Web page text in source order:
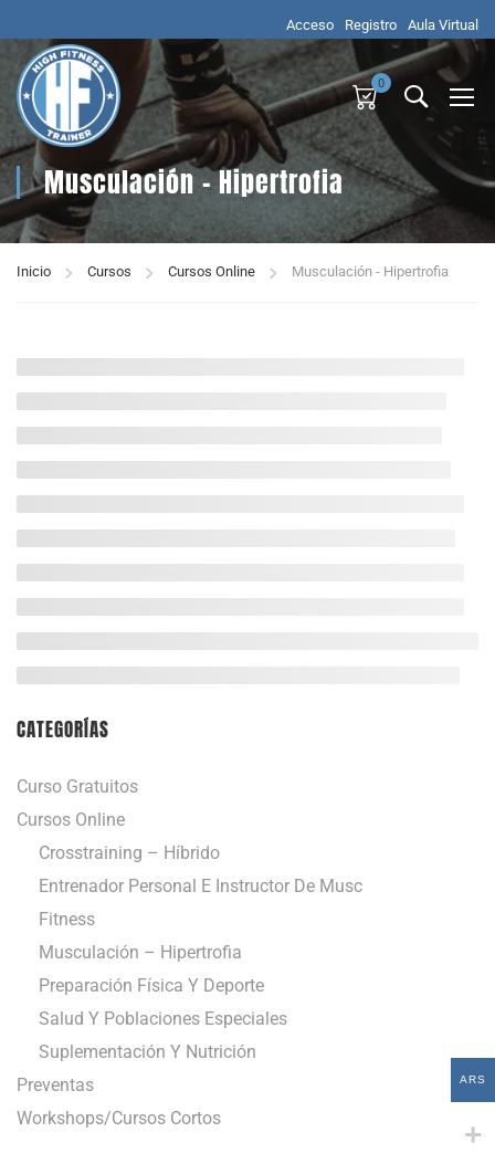
Acceso Registro Aula Virtual
0
Musculación - Hipertrofia
Inicio Cursos Cursos Online Musculación - Hipertrofia
CATEGORÍAS
Curso Gratuitos
Cursos Online
Crosstraining – Híbrido
Entrenador Personal E Instructor De Musc
Fitness
Musculación – Hipertrofia
Preparación Física Y Deporte
Salud Y Poblaciones Especiales
Suplementación Y Nutrición
Preventas
Workshops/Cursos Cortos
ARS